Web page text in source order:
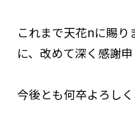
これまで天花nに賜
に、改めて深く感謝申
今後とも何卒よろしく